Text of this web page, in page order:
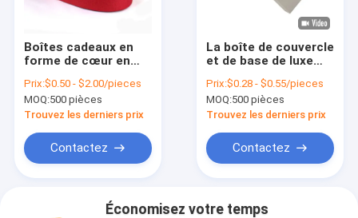
Boîtes cadeaux en
forme de cœur en
personnalisable avec
finition vernis
Prix:$0.50 - $2.00/pieces
MOQ:500 pièces
Trouvez les derniers prix
Contactez
La boîte de couvercle
et de base de luxe
1000g de carton de
bijoux blancs
Prix:$0.28 - $0.55/pieces
MOQ:500 pièces
Trouvez les derniers prix
Contactez
Économisez votre temps